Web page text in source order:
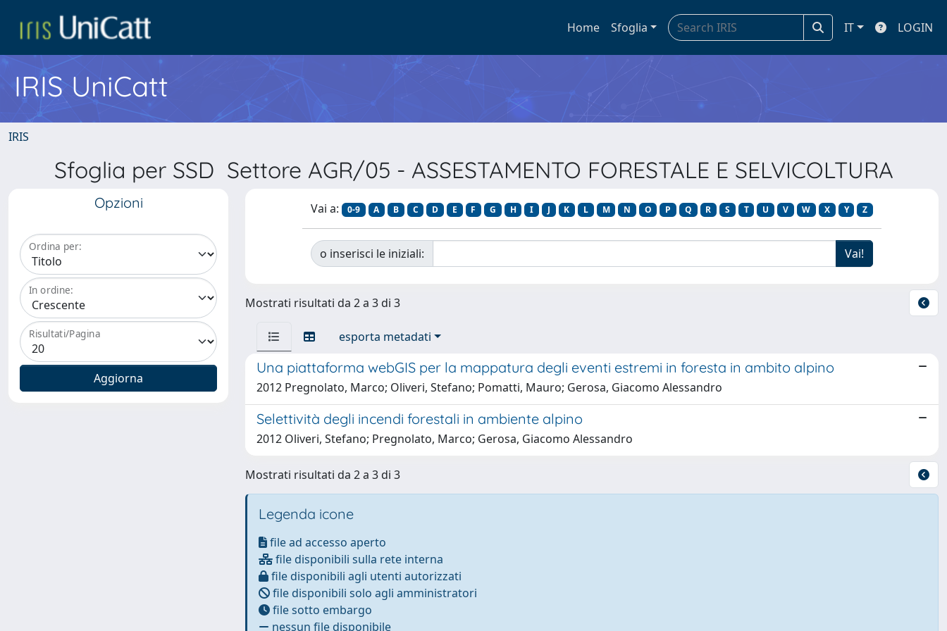
Home Sfoglia IT LOGIN
IRIS UniCatt
IRIS
Sfoglia per SSD Settore AGR/05 - ASSESTAMENTO FORESTALE E SELVICOLTURA
Opzioni
Ordina per:
In ordine:
Risultati/Pagina
Vai a: 0-9 A B C D E F G H I J K L M N O P Q R S T U V W X Y Z
o inserisci le iniziali:
Mostrati risultati da 2 a 3 di 3
esporta metadati
Una piattaforma webGIS per la mappatura degli eventi estremi in foresta in ambito alpino
2012 Pregnolato, Marco; Oliveri, Stefano; Pomatti, Mauro; Gerosa, Giacomo Alessandro
Selettività degli incendi forestali in ambiente alpino
2012 Oliveri, Stefano; Pregnolato, Marco; Gerosa, Giacomo Alessandro
Mostrati risultati da 2 a 3 di 3
Legenda icone
file ad accesso aperto
file disponibili sulla rete interna
file disponibili agli utenti autorizzati
file disponibili solo agli amministratori
file sotto embargo
nessun file disponibile